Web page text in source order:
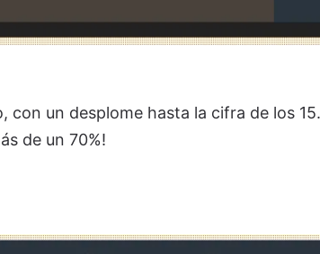
con un desplome hasta la cifra de los
de un 70%!